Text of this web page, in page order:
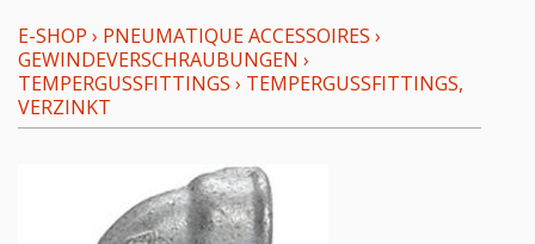
E-SHOP › PNEUMATIQUE ACCESSOIRES ›
GEWINDEVERSCHRAUBUNGEN ›
TEMPERGUSSFITTINGS › TEMPERGUSSFITTINGS,
VERZINKT